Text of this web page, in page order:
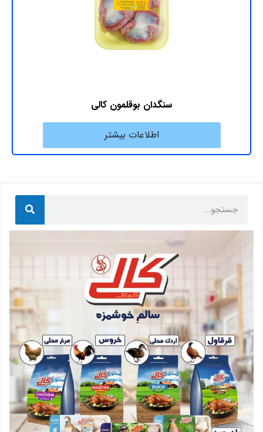
سنگدان بوقلمون کالی
اطلاعات بیشتر